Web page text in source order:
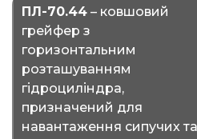
ПЛ-70.44 – ковшовий
грейфер з
горизонтальним
розташуванням
гідроциліндра,
призначений для
навантаження сипучих та